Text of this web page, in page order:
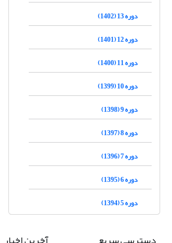
دوره 13 (1402)
دوره 12 (1401)
دوره 11 (1400)
دوره 10 (1399)
دوره 9 (1398)
دوره 8 (1397)
دوره 7 (1396)
دوره 6 (1395)
دوره 5 (1394)